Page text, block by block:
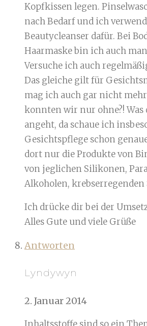
Kopfkissen legen.
nach Bedarf und ich
Beautycleanser dafür. Bei
Haarmaske bin ich auch
Versuche ich auch
Das gleiche gilt für
mag ich auch gar nicht
konnten wir nur ohne?!
angeht, da schaue ich
Gesichtspflege schon
dort nur die Produkte von
von jeglichen Silikonen,
Alkoholen, krebserregenden
Ich drücke dir bei der
Alles Gute und viele Grüße
Antworten
Lyndywyn
2. Januar 2014